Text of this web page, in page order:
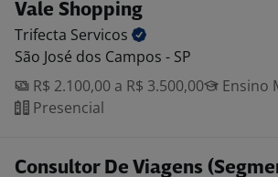
Vale Shopping
Trifecta Servicos
São José dos Campos - SP
R$ 2.100,00 a R$ 3.500,00
Ensino
Presencial
Consultor De Viagens